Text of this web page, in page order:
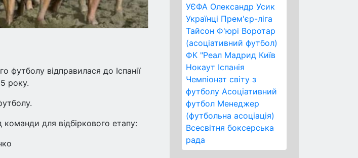
УЄФА Олександр Усик
Українці Прем'єр-ліга
Тайсон Ф'юрі Воротар
(асоціативний футбол)
ФК "Реал Мадрид Київ
Нокаут Іспанія
Чемпіонат світу з
футболу Асоціативний
футбол Менеджер
(футбольна асоціація)
Всесвітня боксерська
рада
футболу відправилася до Іспанії
року.
для відбіркового етапу: